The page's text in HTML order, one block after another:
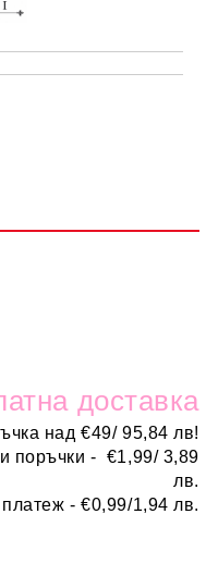
а доставка
над€49/ 95,84 лв!
поръчки - €1,99/ 3,89
лв.
платеж -€0,99/1,94 лв.